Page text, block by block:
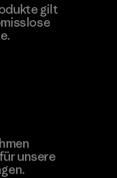
gilt
unsere